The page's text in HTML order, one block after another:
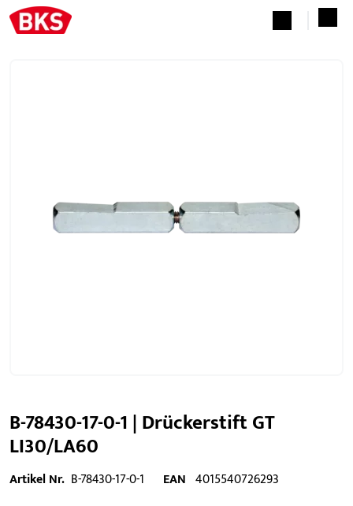
B-78430-17-0-1 | Drückerstift GT
LI30/LA60
Artikel Nr. B-78430-17-0-1 EAN 4015540726293